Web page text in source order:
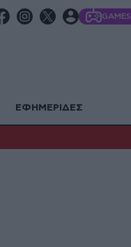
GAMES
ΕΦΗΜΕΡΙΔΕΣ